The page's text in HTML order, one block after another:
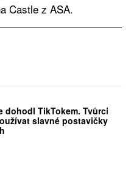
Castle z ASA.
dohodl TikTokem. Tvůrci
slavné postavičky